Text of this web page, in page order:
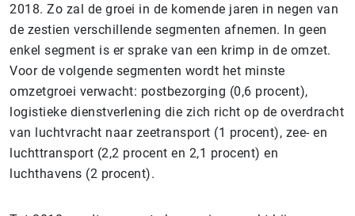
2018. Zo zal de groei in de komende jaren in negen van
de zestien verschillende segmenten afnemen. In geen
enkel segment is er sprake van een krimp in de omzet.
Voor de volgende segmenten wordt het minste
omzetgroei verwacht: postbezorging (0,6 procent),
logistieke dienstverlening die zich richt op de overdracht
van luchtvracht naar zeetransport (1 procent), zee- en
luchttransport (2,2 procent en 2,1 procent) en
luchthavens (2 procent).